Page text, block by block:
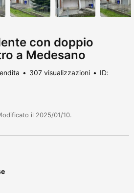
con doppio
a Medesano
307 visualizzazioni
ID:
il 2025/01/10.